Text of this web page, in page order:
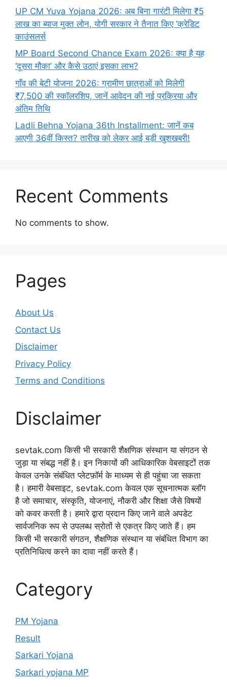
UP CM Yuva Yojana 2026: अब बिना गारंटी मिलेगा ₹5
लाख का ब्याज मुक्त लोन, योगी सरकार ने तैनात किए ‘क्रेडिट
काउंसलर्स
MP Board Second Chance Exam 2026: क्या है यह
‘दूसरा मौका’ और कैसे उठाएं इसका लाभ?
गाँव की बेटी योजना 2026: ग्रामीण छात्राओं को मिलेगी
₹7,500 की स्कॉलरशिप, जानें आवेदन की नई प्रक्रिया और
अंतिम तिथि
Ladli Behna Yojana 36th Installment: जानें कब
आएगी 36वीं किस्त? तारीख को लेकर आई बड़ी खुशखबरी!
Recent Comments
No comments to show.
Pages
About Us
Contact Us
Disclaimer
Privacy Policy
Terms and Conditions
Disclaimer
sevtak.com किसी भी सरकारी शैक्षणिक संस्थान या संगठन से
जुड़ा या संबद्ध नहीं है। इन निकायों की आधिकारिक वेबसाइटों तक
केवल उनके संबंधित प्लेटफ़ॉर्म के माध्यम से ही पहुंचा जा सकता
है। हमारी वेबसाइट, sevtak.com केवल एक सूचनात्मक ब्लॉग
है जो समाचार, संस्कृति, योजनाएं, नौकरी और शिक्षा जैसे विषयों
को कवर करती है। हमारे द्वारा प्रदान किए जाने वाले अपडेट
सार्वजनिक रूप से उपलब्ध स्रोतों से एकत्र किए जाते हैं। हम
किसी भी सरकारी संगठन, शैक्षणिक संस्थान या संबंधित विभाग का
प्रतिनिधित्व करने का दावा नहीं करते हैं।
Category
PM Yojana
Result
Sarkari Yojana
Sarkari yojana MP